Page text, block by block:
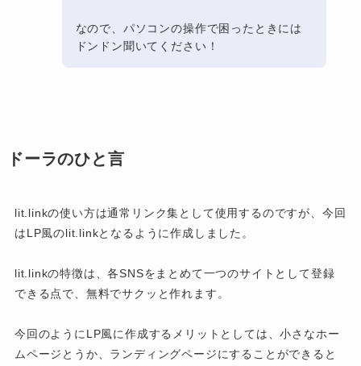
なので、パソコンの操作で困ったときには
ドンドン聞いてください！
ドーラのひと言
lit.linkの使い方は通常リンク集として使用するのですが、今回
はLP風のlit.linkとなるように作成しました。
lit.linkの特徴は、各SNSをまとめて一つのサイトとして登録
できる点で、無料でサクッと作れます。
今回のようにLP風に作成するメリットとしては、小さなホー
ムページとうか、ランディングページにすることができると